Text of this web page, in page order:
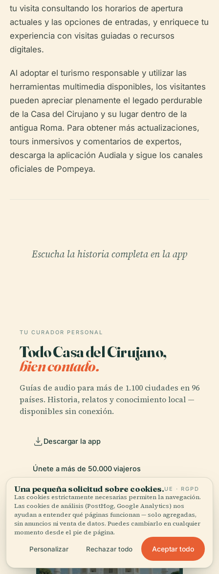
tu visita consultando los horarios de apertura
actuales y las opciones de entradas, y enriquece tu
experiencia con visitas guiadas o recursos
digitales.
Al adoptar el turismo responsable y utilizar las
herramientas multimedia disponibles, los visitantes
pueden apreciar plenamente el legado perdurable
de la Casa del Cirujano y su lugar dentro de la
antigua Roma. Para obtener más actualizaciones,
tours inmersivos y comentarios de expertos,
descarga la aplicación Audiala y sigue los canales
oficiales de Pompeya.
Escucha la historia completa en la app
TU CURADOR PERSONAL
Todo Casa del Cirujano,
bien contado.
Guías de audio para más de 1.100 ciudades en 96
países. Historia, relatos y conocimiento local —
disponibles sin conexión.
Descargar la app
Únete a más de 50.000 viajeros
Una pequeña solicitud sobre cookies.UE · RGPD
Las cookies estrictamente necesarias permiten la navegación.
Las cookies de análisis (PostHog, Google Analytics) nos
ayudan a entender qué páginas funcionan — solo agregadas,
sin anuncios ni venta de datos. Puedes cambiarlo en cualquier
momento desde el pie de página.
Personalizar Rechazar todo Aceptar todo